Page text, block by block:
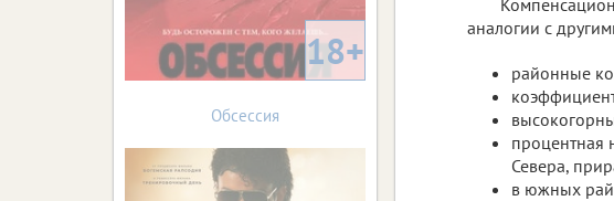
аналогии с
районные
процентная
Севера,
в южных
18+
Обсессия